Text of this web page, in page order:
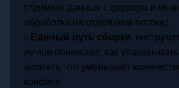
стриминг данных с сервера и
обработка на отдельном потоке).
- Единый путь сборки:
лучше понимают, как
worklets, что уменьшает
конфиге.